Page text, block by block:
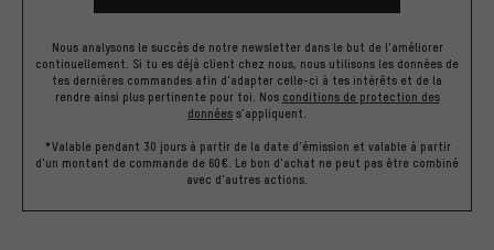
Nous analysons le succès de notre newsletter dans le but de l'améliorer
continuellement. Si tu es déjà client chez nous, nous utilisons les données de
tes dernières commandes afin d'adapter celle-ci à tes intérêts et de la
rendre ainsi plus pertinente pour toi. Nos conditions de protection des
données s'appliquent.
*Valable pendant 30 jours à partir de la date d'émission et valable à partir
d'un montant de commande de 60€. Le bon d'achat ne peut pas être combiné
avec d'autres actions.